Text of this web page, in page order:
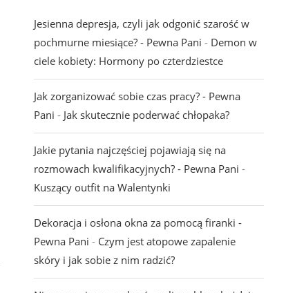
Jesienna depresja, czyli jak odgonić szarość w
pochmurne miesiące? - Pewna Pani - Demon w
ciele kobiety: Hormony po czterdziestce
Jak zorganizować sobie czas pracy? - Pewna
Pani - Jak skutecznie poderwać chłopaka?
Jakie pytania najczęściej pojawiają się na
rozmowach kwalifikacyjnych? - Pewna Pani -
Kuszący outfit na Walentynki
Dekoracja i osłona okna za pomocą firanki -
Pewna Pani - Czym jest atopowe zapalenie
skóry i jak sobie z nim radzić?